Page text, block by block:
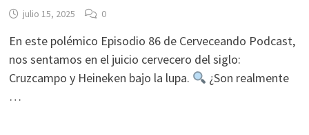
julio 15, 2025 0
En este polémico Episodio 86 de Cerveceando Podcast,
nos sentamos en el juicio cervecero del siglo:
Cruzcampo y Heineken bajo la lupa.
¿Son realmente
…